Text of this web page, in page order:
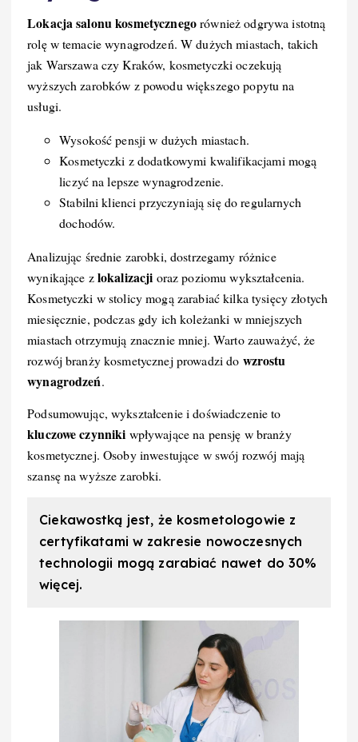
Lokacja salonu kosmetycznegorównież odgrywa istotną
rolę w temacie wynagrodzeń. W dużych miastach, takich
jak Warszawa czy Kraków, kosmetyczki oczekują
wyższych zarobków z powodu większego popytu na
usługi.
Wysokość pensji w dużych miastach.
Kosmetyczki z dodatkowymi kwalifikacjami mogą
liczyć na lepsze wynagrodzenie.
Stabilni klienci przyczyniają się do regularnych
dochodów.
Analizując średnie zarobki, dostrzegamy różnice
wynikające zlokalizacji oraz poziomu wykształcenia.
Kosmetyczki w stolicy mogą zarabiać kilka tysięcy złotych
miesięcznie, podczas gdy ich koleżanki w mniejszych
miastach otrzymują znacznie mniej. Warto zauważyć, że
rozwój branży kosmetycznej prowadzi do wzrostu
wynagrodzeń.
Podsumowując, wykształcenie i doświadczenie to
kluczowe czynniki wpływające na pensję w branży
kosmetycznej. Osoby inwestujące w swój rozwój mają
szansę na wyższe zarobki.
Ciekawostką jest, że kosmetologowie z
certyfikatami w zakresie nowoczesnych
technologii mogą zarabiać nawet do 30%
więcej.